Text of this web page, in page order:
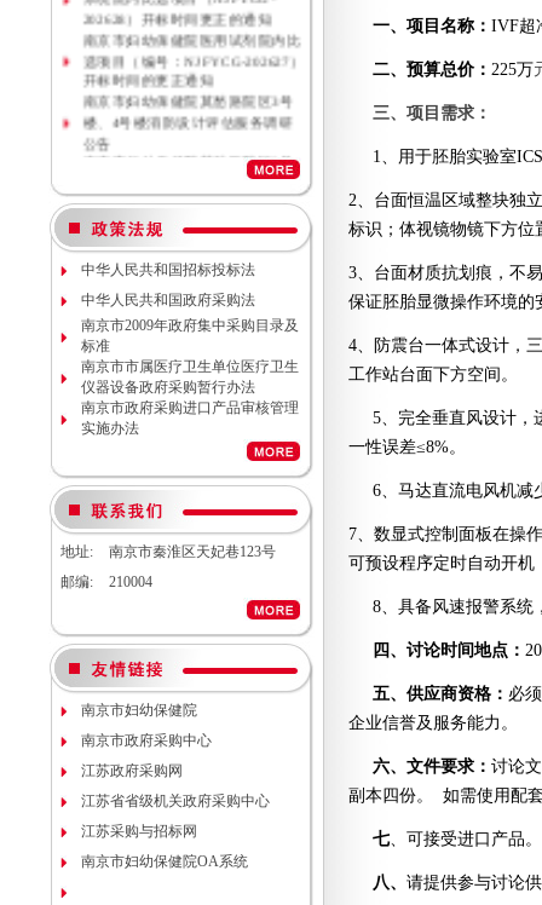
202628）开标时间更正的通知
南京市妇幼保健院医用试剂院内比
选项目（编号：NJFYCG-202627）
开标时间的更正通知
南京市妇幼保健院莫愁路院区3号
楼、4号楼消防设计评估服务调研
公告
南京市妇幼保健院莫愁路院区3号
楼、4号楼消防安全评估服务调研
公告
科密集架项目现场勘察调研邀请
南京市妇幼保健院院内专项资金结
余情况专项审计服务调研公告
南京市妇幼保健院数字化血管造影
机维保项目（项目编号NJFYCG-
2026S10）更正公告
南京市妇幼保健院院内工程结算审
计服务调研公告
南京市妇幼保健院生命体征检测仪
项目（项目编号NJFYCG-
南京市妇幼保健院实验动物单元环
境维持与清洁消毒系统（小鼠笼
具）项目院内咨询讨论会
南京市妇幼保健院医用耗材
（NJFYCG-202611）院内比选项目
南京市妇幼保健院建院90周年宣传
磁等设备维保服务院内咨询讨论会
南京市妇幼保健院护理部模型项目
说明
南京市妇幼保健院减压沸腾式清洗
机项目（编号：NJFYCG-
2025DS12）开标时间的更正通知
南京市妇幼保健院“金陵托育”微信
运营服务项目调研公告
关于南京市妇幼保健院病理科送第
三方检测（NJFYCG-202543）院内
比选项目的通知
南京市妇幼保健院运动测评工具
中华人民共和国招标投标法
中华人民共和国政府采购法
南京市2009年政府集中采购目录及
标准
南京市市属医疗卫生单位医疗卫生
仪器设备政府采购暂行办法
南京市政府采购进口产品审核管理
实施办法
地址:
南京市秦淮区天妃巷123号
邮编:
210004
南京市妇幼保健院
南京市政府采购中心
江苏政府采购网
江苏省省级机关政府采购中心
江苏采购与招标网
南京市妇幼保健院OA系统
一、项目名称： IVF超
二、预算总价： 225万
三、项目需求：
1、用于胚胎实验室
2、 台面恒温区域整块独
标识；体视镜物镜下方位
3、 台面材质抗划痕，不
保证胚胎显微操作环境的
4、防震台一体式设计，
工作站台面下方空间。
5、完全垂直风设计，
一性误差≤8%。
6、马达直流电风机减
7、数显式控制面板在操
可预设程序定时自动开机
8、具备风速报警系统
四、讨论时间地点：
五、供应商资格： 必
企业信誉及服务能力。
六、文件要求： 讨论
副本四份。
如需使用配
七、可接受进口产品。
八、 请提供参与讨论